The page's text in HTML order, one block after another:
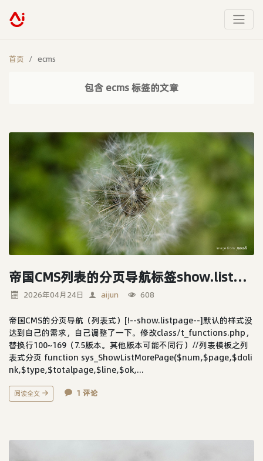
首页 ecms
包含 ecms 标签的文章
帝国CMS列表的分页导航标签show.listpage样式优化
2026年04月24日 aijun 608
帝国CMS的分页导航（列表式）[!--show.listpage--]默认的样式没
达到自己的需求，自己调整了一下。修改class/t_functions.php，
替换行100~169（7.5版本。其他版本可能不同行）//列表模板之列
表式分页 function sys_ShowListMorePage($num,$page,$doli
nk,$type,$totalpage,$line,$ok,...
阅读全文 1 评论